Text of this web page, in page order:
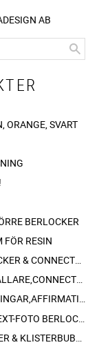
AB
ORANGE, SVART
BERLOCKER
FÖR RESIN
MM FÖR FOTO-TEXTSMYCKEN
SLIDER MM
MED EGET INNEHÅLL
KLISTERBUBBLOR